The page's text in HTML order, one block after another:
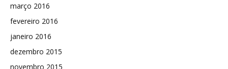
março 2016
fevereiro 2016
janeiro 2016
dezembro 2015
novembro 2015